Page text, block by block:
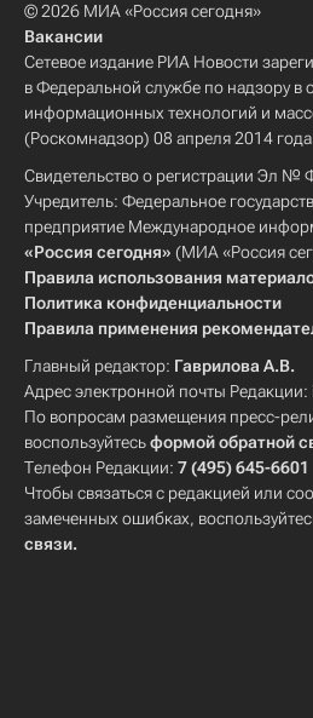
© 2026 МИА «Россия сегодня»
Вакансии
Сетевое издание РИА Новости
в Федеральной службе по надзору в
информационных технологий и
(Роскомнадзор) 08 апреля 2014 года.
Свидетельство о регистрации Эл №
Учредитель: Федеральное
предприятие Международное
«Россия сегодня» (МИА «Россия
Правила использования
Политика конфиденциальности
Правила применения
Главный редактор: Гаврилова А.В.
Адрес электронной почты Редакции:
По вопросам размещения пресс-
воспользуйтесьформой обратной
Телефон Редакции: 7 (495) 645-6601
Чтобы связаться с редакцией или
замеченных ошибках,
связи.